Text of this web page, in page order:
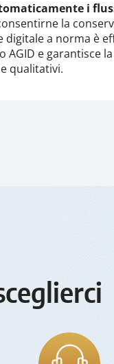
i
la
digitale a norma è
AGID e garantisce
qualitativi.